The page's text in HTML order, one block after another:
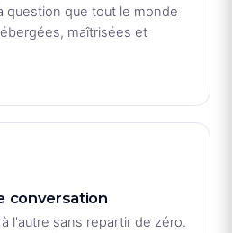
question que tout le monde
maîtrisées et
conversation
l'autre sans repartir de zéro.